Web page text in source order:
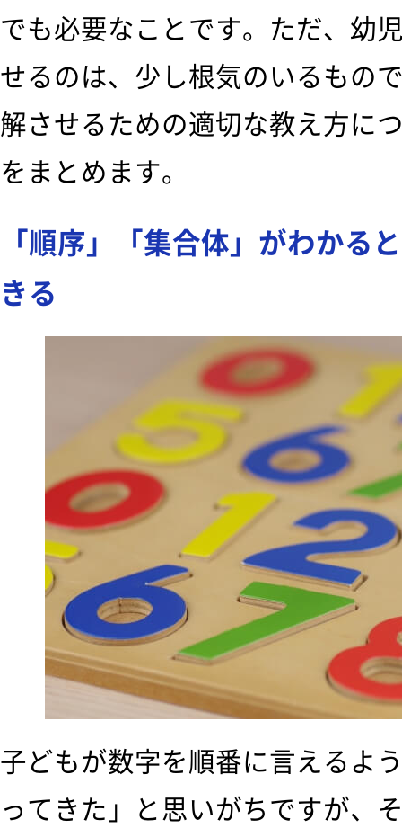
でも必要なことです。ただ、幼
せるのは、少し根気のいるもの
解させるための適切な教え方に
をまとめます。
「順序」「集合体」がわかる
きる
子どもが数字を順番に言えるよ
ってきた」と思いがちですが、